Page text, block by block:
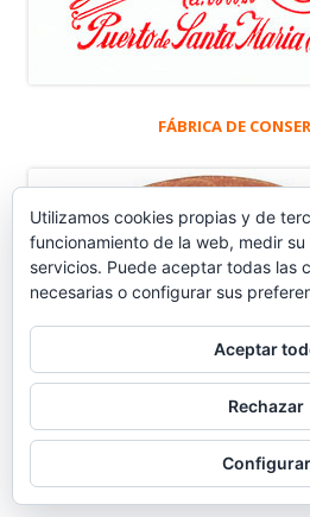
FÁBRICA DE
CENSO Y EVOLUCIÓN
Utilizamos cookies propias y de
funcionamiento de la web, medir
servicios. Puede aceptar todas las
necesarias o configurar sus
Aceptar
Rechazar
Configurar